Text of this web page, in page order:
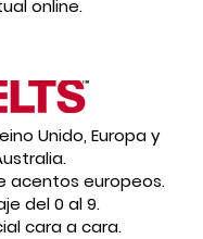
online.
Unido, Europa y
acentos europeos.
del 0 al 9.
cara a cara.